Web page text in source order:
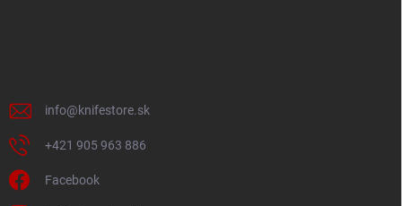
info@knifestore.sk
+421 905 963 886
Facebook